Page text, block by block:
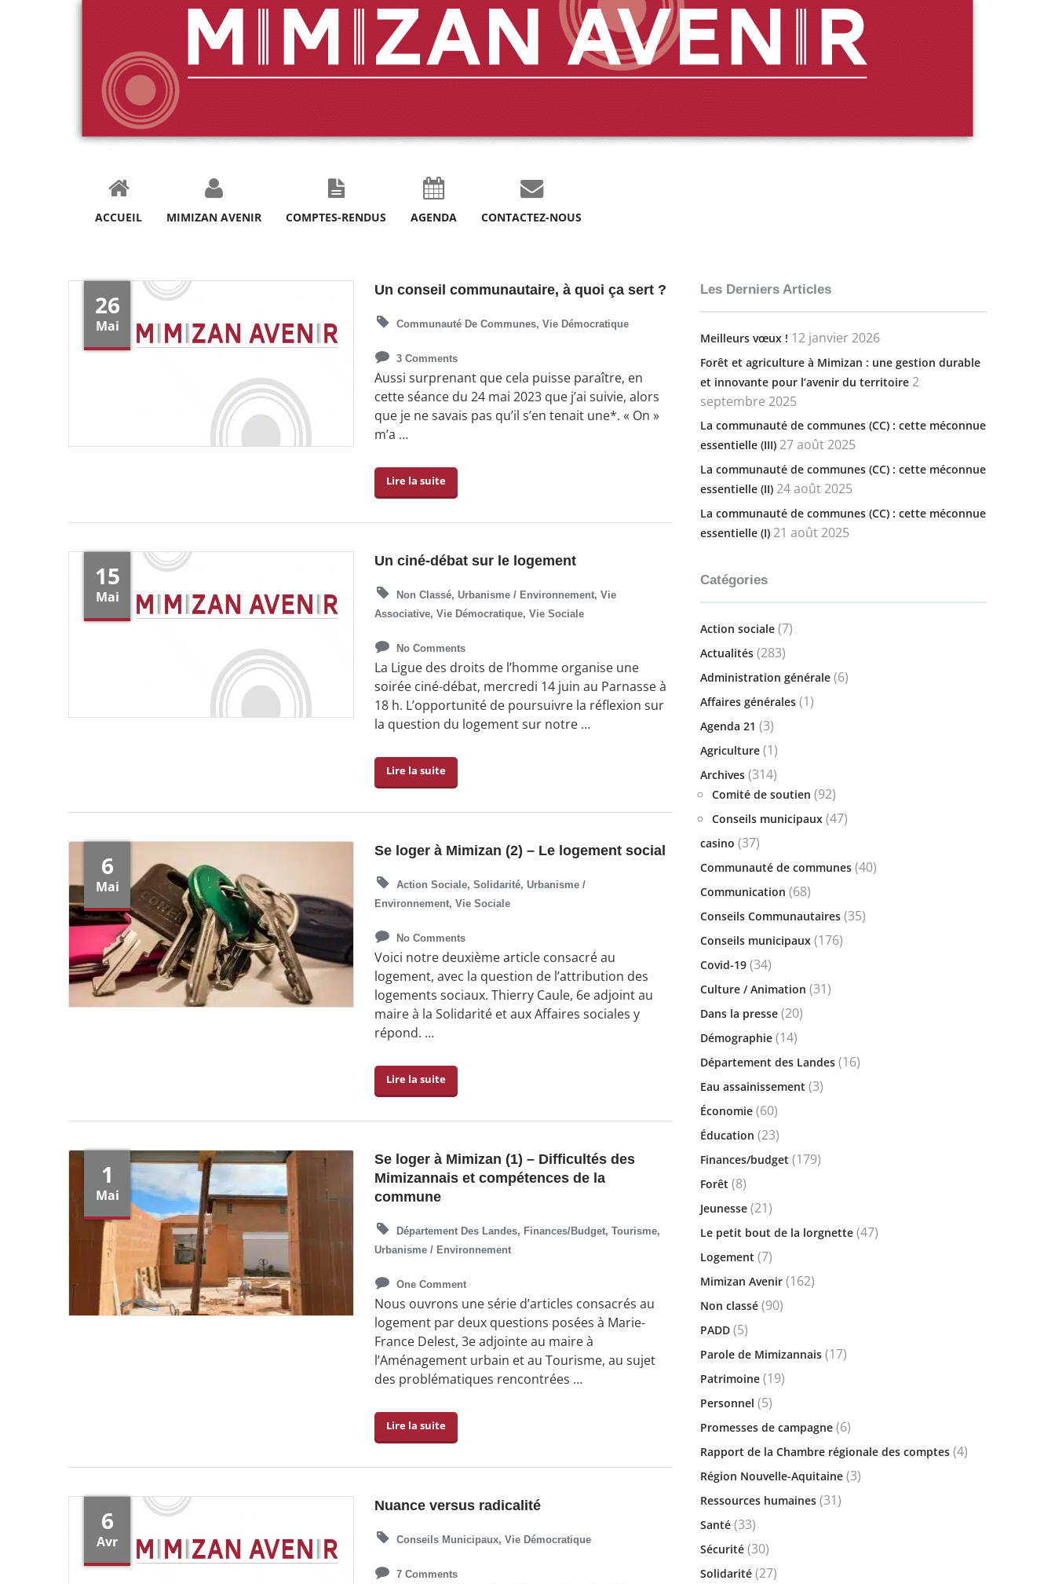
ACCUEIL MIMIZAN AVENIR COMPTES-RENDUS AGENDA CONTACTEZ-NOUS
26
Mai
Un conseil communautaire, à quoi ça sert ?
Communauté De Communes, Vie Démocratique
3 Comments
Aussi surprenant que cela puisse paraître, en
cette séance du 24 mai 2023 que j’ai suivie, alors
que je ne savais pas qu’il s’en tenait une*. « On »
m’a …
Lire la suite
15
Mai
Un ciné-débat sur le logement
Non Classé, Urbanisme / Environnement, Vie
Associative, Vie Démocratique, Vie Sociale
No Comments
La Ligue des droits de l’homme organise une
soirée ciné-débat, mercredi 14 juin au Parnasse à
18 h. L’opportunité de poursuivre la réflexion sur
la question du logement sur notre …
Lire la suite
6
Mai
Se loger à Mimizan (2) – Le logement social
Action Sociale, Solidarité, Urbanisme /
Environnement, Vie Sociale
No Comments
Voici notre deuxième article consacré au
logement, avec la question de l’attribution des
logements sociaux. Thierry Caule, 6e adjoint au
maire à la Solidarité et aux Affaires sociales y
répond. …
Lire la suite
1
Mai
Se loger à Mimizan (1) – Difficultés des
Mimizannais et compétences de la
commune
Département Des Landes, Finances/budget, Tourisme,
Urbanisme / Environnement
One Comment
Nous ouvrons une série d’articles consacrés au
logement par deux questions posées à Marie-
France Delest, 3e adjointe au maire à
l’Aménagement urbain et au Tourisme, au sujet
des problématiques rencontrées …
Lire la suite
6
Avr
Nuance versus radicalité
Conseils Municipaux, Vie Démocratique
7 Comments
Les Derniers Articles
Meilleurs vœux ! 12 janvier 2026
Forêt et agriculture à Mimizan : une gestion durable
et innovante pour l’avenir du territoire 2
septembre 2025
La communauté de communes (CC) : cette méconnue
essentielle (III) 27 août 2025
La communauté de communes (CC) : cette méconnue
essentielle (II) 24 août 2025
La communauté de communes (CC) : cette méconnue
essentielle (I) 21 août 2025
Catégories
Action sociale (7)
Actualités (283)
Administration générale (6)
Affaires générales (1)
Agenda 21 (3)
Agriculture (1)
Archives (314)
Comité de soutien (92)
Conseils municipaux (47)
casino (37)
Communauté de communes (40)
Communication (68)
Conseils Communautaires (35)
Conseils municipaux (176)
Covid-19 (34)
Culture / Animation (31)
Dans la presse (20)
Démographie (14)
Département des Landes (16)
Eau assainissement (3)
Économie (60)
Éducation (23)
Finances/budget (179)
Forêt (8)
Jeunesse (21)
Le petit bout de la lorgnette (47)
Logement (7)
Mimizan Avenir (162)
Non classé (90)
PADD (5)
Parole de Mimizannais (17)
Patrimoine (19)
Personnel (5)
Promesses de campagne (6)
Rapport de la Chambre régionale des comptes (4)
Région Nouvelle-Aquitaine (3)
Ressources humaines (31)
Santé (33)
Sécurité (30)
Solidarité (27)